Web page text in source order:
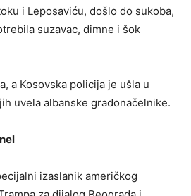
i Leposaviću, došlo do sukoba,
suzavac, dimne i šok
a Kosovska policija je ušla u
uvela albanske gradonačelnike.
izaslanik američkog